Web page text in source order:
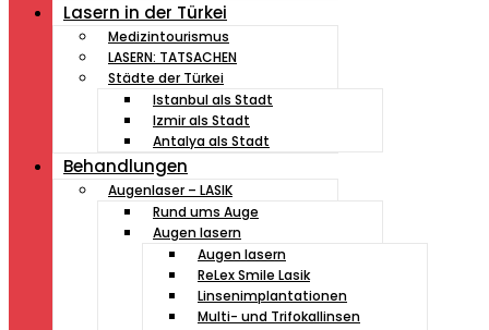
Lasern in der Türkei
Medizintourismus
LASERN: TATSACHEN
Städte der Türkei
Istanbul als Stadt
Izmir als Stadt
Antalya als Stadt
Behandlungen
Augenlaser – LASIK
Rund ums Auge
Augen lasern
Augen lasern
ReLex Smile Lasik
Linsenimplantationen
Multi- und Trifokallinsen